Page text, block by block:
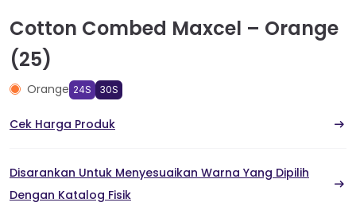
Cotton Combed Maxcel – Orange
(25)
Orange 24S 30S
Cek Harga Produk
Disarankan Untuk Menyesuaikan Warna Yang Dipilih
Dengan Katalog Fisik